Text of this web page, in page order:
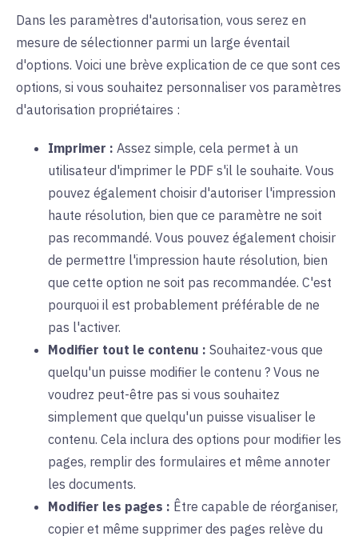
Dans les paramètres d'autorisation, vous serez en
mesure de sélectionner parmi un large éventail
d'options. Voici une brève explication de ce que sont ces
options, si vous souhaitez personnaliser vos paramètres
d'autorisation propriétaires :
Imprimer : Assez simple, cela permet à un
utilisateur d'imprimer le PDF s'il le souhaite. Vous
pouvez également choisir d'autoriser l'impression
haute résolution, bien que ce paramètre ne soit
pas recommandé. Vous pouvez également choisir
de permettre l'impression haute résolution, bien
que cette option ne soit pas recommandée. C'est
pourquoi il est probablement préférable de ne
pas l'activer.
Modifier tout le contenu : Souhaitez-vous que
quelqu'un puisse modifier le contenu ? Vous ne
voudrez peut-être pas si vous souhaitez
simplement que quelqu'un puisse visualiser le
contenu. Cela inclura des options pour modifier les
pages, remplir des formulaires et même annoter
les documents.
Modifier les pages : Être capable de réorganiser,
copier et même supprimer des pages relève du